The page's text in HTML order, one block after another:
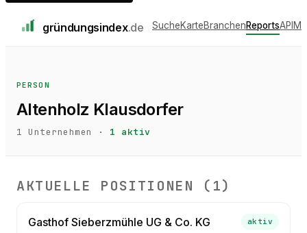
gründungsindex.de SucheKarteBranchenReportsAPI
PERSON
Altenholz Klausdorfer
1 Unternehmen · 1 aktiv
AKTUELLE POSITIONEN ( 1)
Gasthof Sieberzmühle UG & Co. KG aktiv